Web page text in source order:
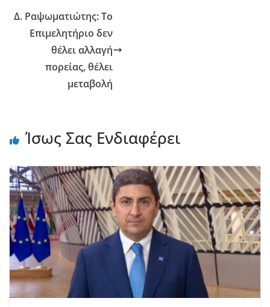
Δ. Ραψωματιώτης: Το
Επιμελητήριο δεν
θέλει αλλαγή
πορείας, θέλει
μεταβολή
Ίσως Σας Ενδιαφέρει